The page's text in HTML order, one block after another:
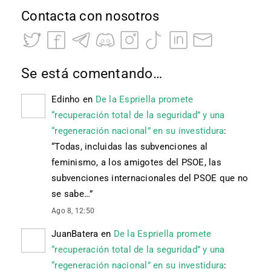
Contacta con nosotros
Se está comentando…
Edinho en De la Espriella promete
“recuperación total de la seguridad” y una
“regeneración nacional” en su investidura:
“Todas, incluidas las subvenciones al
feminismo, a los amigotes del PSOE, las
subvenciones internacionales del PSOE que no
se sabe…”
Ago 8, 12:50
JuanBatera en De la Espriella promete
“recuperación total de la seguridad” y una
“regeneración nacional” en su investidura: